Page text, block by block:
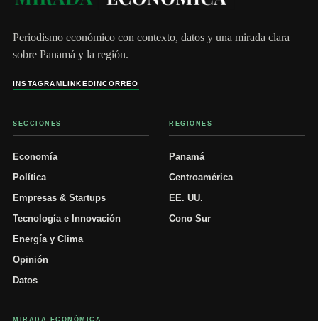
Periodismo económico con contexto, datos y una mirada clara
sobre Panamá y la región.
INSTAGRAMLINKEDINCORREO
SECCIONES
Economía
Política
Empresas & Startups
Tecnología e Innovación
Energía y Clima
Opinión
Datos
REGIONES
Panamá
Centroamérica
EE. UU.
Cono Sur